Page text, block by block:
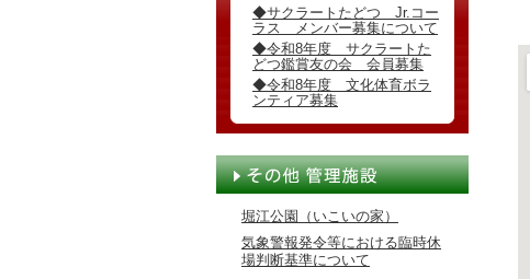
◆サクラートたどつ Jr.コー
ラス メンバー募集について
◆令和8年度 サクラートた
どつ鑑賞友の会 会員募集
◆令和8年度 文化体育ボラ
ンティア募集
堀江公園（いこいの家）
気象警報発令等における臨時休
場判断基準について